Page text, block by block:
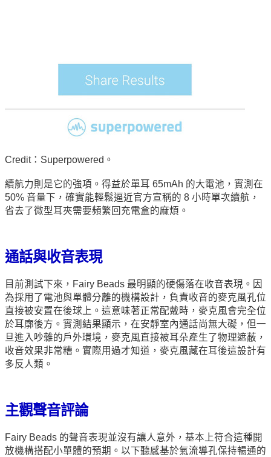
Credit：Superpowered。
續航力則是它的強項。得益於單耳 65mAh 的大電池，實測在
50% 音量下，確實能輕鬆逼近官方宣稱的 8 小時單次續航，
省去了微型耳夾需要頻繁回充電盒的麻煩。
通話與收音表現
目前測試下來，Fairy Beads 最明顯的硬傷落在收音表現。因
為採用了電池與單體分離的機構設計，負責收音的麥克風孔位
直接被安置在後球上。這意味著正常配戴時，麥克風會完全位
於耳廓後方。實測結果顯示，在安靜室內通話尚無大礙，但一
旦進入吵雜的戶外環境，麥克風直接被耳朵產生了物理遮蔽，
收音效果非常糟。實際用過才知道，麥克風藏在耳後這設計有
多反人類。
主觀聲音評論
Fairy Beads 的聲音表現並沒有讓人意外，基本上符合這種開
放機構搭配小單體的預期。以下聽感基於氣流導孔保持暢通的